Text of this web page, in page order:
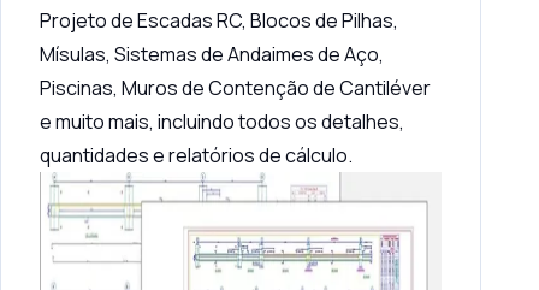
Projeto de Escadas RC, Blocos de Pilhas,
Mísulas, Sistemas de Andaimes de Aço,
Piscinas, Muros de Contenção de Cantiléver
e muito mais, incluindo todos os detalhes,
quantidades e relatórios de cálculo.